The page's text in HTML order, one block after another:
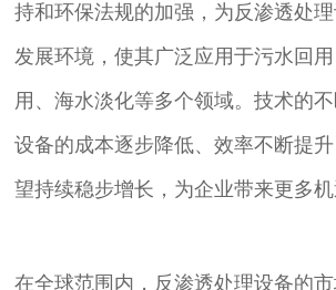
持和环保法规的加强，为反渗透处
发展环境，使其广泛应用于污水回
用、海水淡化等多个领域。技术的
设备的成本逐步降低、效率不断提
望持续稳步增长，为企业带来更多机
在全球范围内，反渗透处理设备的